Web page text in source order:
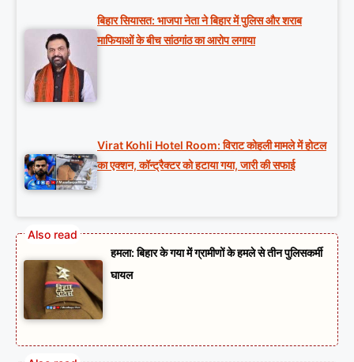
बिहार सियासत: भाजपा नेता ने बिहार में पुलिस और शराब
माफियाओं के बीच सांठगांठ का आरोप लगाया
Virat Kohli Hotel Room: विराट कोहली मामले में होटल
का एक्शन, कॉन्ट्रैक्टर को हटाया गया, जारी की सफाई
हमला: बिहार के गया में ग्रामीणों के हमले से तीन पुलिसकर्मी
घायल